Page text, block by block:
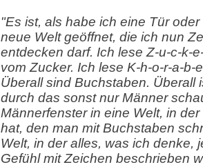
"Es ist, als habe ich eine Tür
neue Welt geöffnet, die ich nun
entdecken darf. Ich lese Z-u-c-k-
vom Zucker. Ich lese K-h-o-r-a-b-
Überall sind Buchstaben. Überall
durch das sonst nur Männer
Männerfenster in eine Welt, in
hat, den man mit Buchstaben
Welt, in der alles, was ich denke,
Gefühl mit Zeichen beschrieben